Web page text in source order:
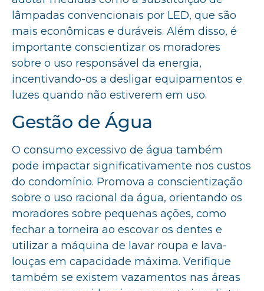
lâmpadas convencionais por LED, que são
mais econômicas e duráveis. Além disso, é
importante conscientizar os moradores
sobre o uso responsável da energia,
incentivando-os a desligar equipamentos e
luzes quando não estiverem em uso.
Gestão de Água
O consumo excessivo de água também
pode impactar significativamente nos custos
do condomínio. Promova a conscientização
sobre o uso racional da água, orientando os
moradores sobre pequenas ações, como
fechar a torneira ao escovar os dentes e
utilizar a máquina de lavar roupa e lava-
louças em capacidade máxima. Verifique
também se existem vazamentos nas áreas